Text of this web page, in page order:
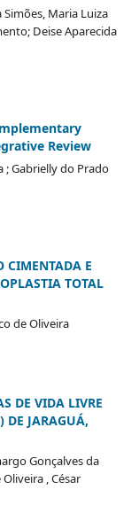
Simões, Maria Luiza
Deise Aparecida
Review
; Gabrielly do Prado
CIMENTADA E
TOTAL
de Oliveira
DE VIDA LIVRE
DE JARAGUÁ,
Gonçalves da
, César